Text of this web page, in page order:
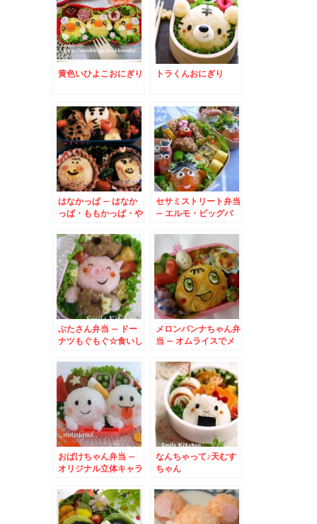
黄色いひよこおにぎり トラくんおにぎり
はなかっぱ – はなか
っぱ・ももかっぱ・や
んな集合弁当♪
セサミストリート弁当
– エルモ・ビッグバ
ニー・バード大集合
ぶたさん弁当 – ドー
ナツもぐもぐ☆食いし
い♪
メロンパンナちゃん弁
当 – オムライスでメ
おばけちゃん弁当 –
オリジナル立体キャラ
なんちゃって♪天むす
ちゃん